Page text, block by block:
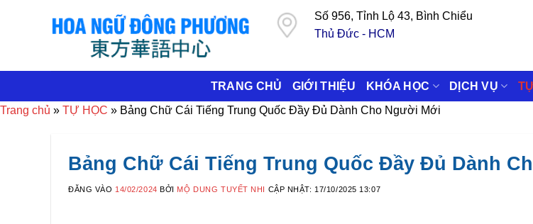
Số 956, Tỉnh Lộ 43, Bình Chiểu
Thủ Đức - HCM
TRANG CHỦ GIỚI THIỆU KHÓA HỌC DỊCH VỤ
Trang chủ » TỰ HỌC » Bảng Chữ Cái Tiếng Trung Quốc Đầy Đủ Dành Cho Người Mới
Bảng Chữ Cái Tiếng Trung Quốc Đầy Đủ Dành
ĐĂNG VÀO 14/02/2024 BỞI MỘ DUNG TUYẾT NHI CẬP NHẬT: 17/10/2025 13:07